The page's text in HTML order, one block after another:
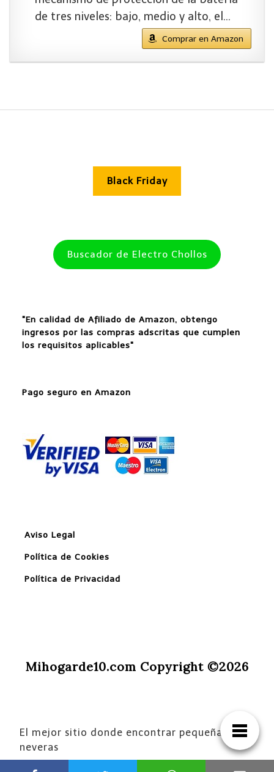
de tres niveles: bajo, medio y alto, el…
Comprar en Amazon
Black Friday
Buscador de Electro Chollos
"En calidad de Afiliado de Amazon, obtengo
ingresos por las compras adscritas que cumplen
los requisitos aplicables"
Pago seguro en Amazon
Aviso Legal
Política de Cookies
Política de Privacidad
Mihogarde10.com Copyright ©2026
El mejor sitio donde encontrar pequeñas
neveras